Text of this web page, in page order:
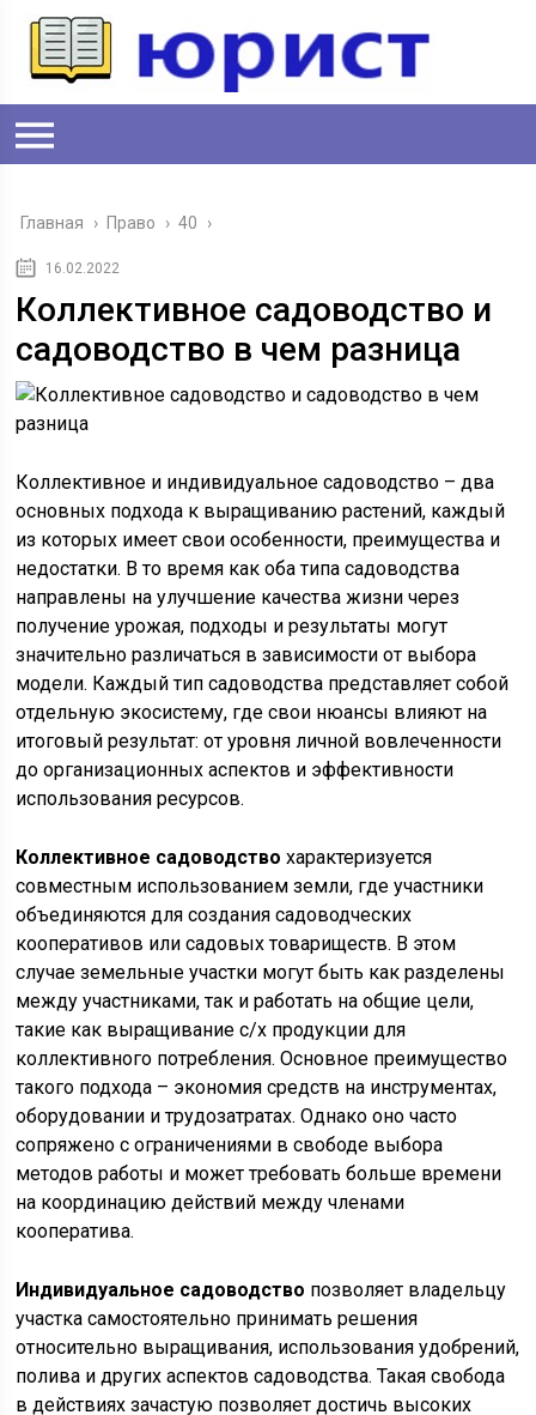
Главная › Право › 40 ›
16.02.2022
Коллективное садоводство и
садоводство в чем разница
Коллективное и индивидуальное садоводство – два
основных подхода к выращиванию растений, каждый
из которых имеет свои особенности, преимущества и
недостатки. В то время как оба типа садоводства
направлены на улучшение качества жизни через
получение урожая, подходы и результаты могут
значительно различаться в зависимости от выбора
модели. Каждый тип садоводства представляет собой
отдельную экосистему, где свои нюансы влияют на
итоговый результат: от уровня личной вовлеченности
до организационных аспектов и эффективности
использования ресурсов.
Коллективное садоводство характеризуется
совместным использованием земли, где участники
объединяются для создания садоводческих
кооперативов или садовых товариществ. В этом
случае земельные участки могут быть как разделены
между участниками, так и работать на общие цели,
такие как выращивание с/х продукции для
коллективного потребления. Основное преимущество
такого подхода – экономия средств на инструментах,
оборудовании и трудозатратах. Однако оно часто
сопряжено с ограничениями в свободе выбора
методов работы и может требовать больше времени
на координацию действий между членами
кооператива.
Индивидуальное садоводство позволяет владельцу
участка самостоятельно принимать решения
относительно выращивания, использования удобрений,
полива и других аспектов садоводства. Такая свобода
в действиях зачастую позволяет достичь высоких